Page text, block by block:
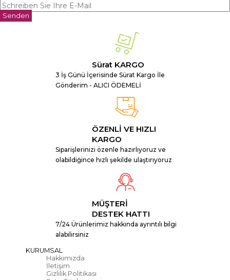
Senden
Sürat KARGO
3 İş Günü İçerisinde Sürat Kargo İle
Gönderim - ALICI ÖDEMELİ
ÖZENLİ VE HIZLI
KARGO
Siparişlerinizi özenle hazırlıyoruz ve
olabildiğince hızlı şekilde ulaştırıyoruz
MÜŞTERİ
DESTEK HATTI
7/24 Ürünlerimiz hakkında ayrıntılı bilgi
alabilirsiniz
KURUMSAL
Hakkımızda
İletişim
Gizlilik Politikası